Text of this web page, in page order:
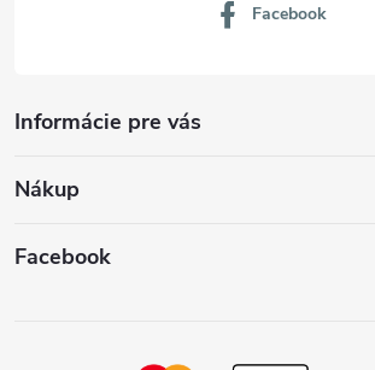
Informácie pre vás
Nákup
Facebook
Facebook